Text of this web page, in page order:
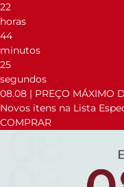
22
horas
44
minutos
25
segundos
08.08 | PREÇO MÁXIMO
Novos itens na Lista
COMPRAR